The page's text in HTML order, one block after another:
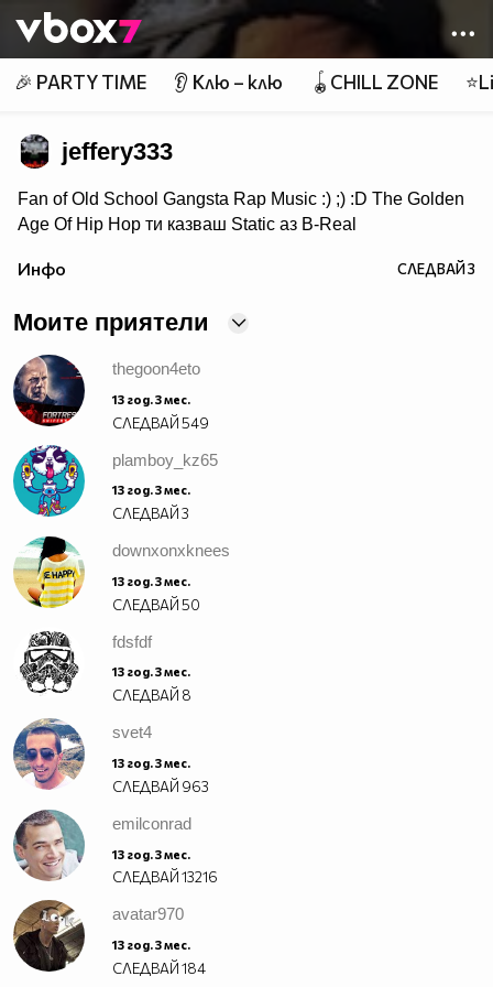
👾
🎉 PARTY TIME 👂 Клю – клю 🪀CHILL ZONE
jeffery333
Fan of Old School Gangsta Rap Music :) ;) :D The Golden
Age Of Hip Hop ти казваш Static аз B-Real
Snoop Doggy Dogg ти казваш Akon аз Eminem ти
Инфо СЛЕДВАЙ3
Моите приятели
thegoon4eto
13 год. 3 мес.
СЛЕДВАЙ549
plamboy_kz65
13 год. 3 мес.
СЛЕДВАЙ3
downxonxknees
13 год. 3 мес.
СЛЕДВАЙ50
fdsfdf
13 год. 3 мес.
СЛЕДВАЙ 8
svet4
13 год. 3 мес.
СЛЕДВАЙ 963
emilconrad
13 год. 3 мес.
СЛЕДВАЙ13216
avatar970
13 год. 3 мес.
СЛЕДВАЙ184